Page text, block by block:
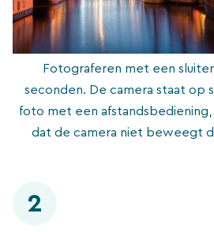
Fotograferen met een
seconden. De camera staat op
foto met een
dat de camera niet beweegt
2